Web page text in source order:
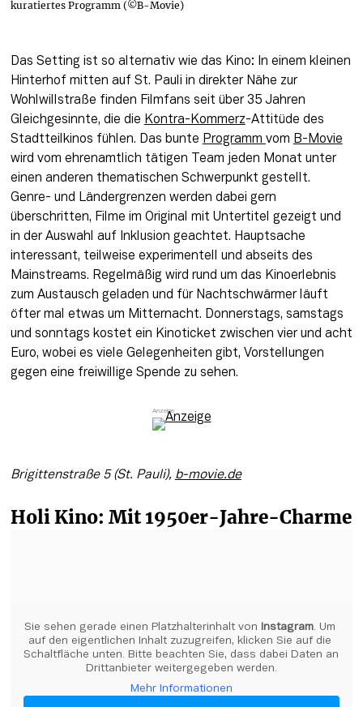
kuratiertes Programm (©B-Movie)
Das Setting ist so alternativ wie das Kino: In einem kleinen
Hinterhof mitten auf St. Pauli in direkter Nähe zur
Wohlwillstraße finden Filmfans seit über 35 Jahren
Gleichgesinnte, die die Kontra-Kommerz-Attitüde des
Stadtteilkinos fühlen. Das bunte Programm vom B-Movie
wird vom ehrenamtlich tätigen Team jeden Monat unter
einen anderen thematischen Schwerpunkt gestellt.
Genre- und Ländergrenzen werden dabei gern
überschritten, Filme im Original mit Untertitel gezeigt und
in der Auswahl auf Inklusion geachtet. Hauptsache
interessant, teilweise experimentell und abseits des
Mainstreams. Regelmäßig wird rund um das Kinoerlebnis
zum Austausch geladen und für Nachtschwärmer läuft
öfter mal etwas um Mitternacht. Donnerstags, samstags
und sonntags kostet ein Kinoticket zwischen vier und acht
Euro, wobei es viele Gelegenheiten gibt, Vorstellungen
gegen eine freiwillige Spende zu sehen.
Brigittenstraße 5 (St. Pauli), b-movie.de
Holi Kino: Mit 1950er-Jahre-Charme
Sie sehen gerade einen Platzhalterinhalt von Instagram. Um
auf den eigentlichen Inhalt zuzugreifen, klicken Sie auf die
Schaltfläche unten. Bitte beachten Sie, dass dabei Daten an
Drittanbieter weitergegeben werden.
Mehr Informationen